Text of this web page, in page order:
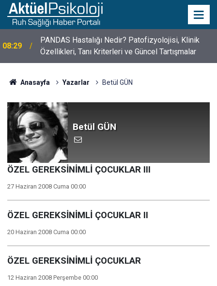
08:29
PANDAS Hastalığı Nedir? Patofizyolojisi, Klinik
Özellikleri, Tanı Kriterleri ve Güncel Tartışmalar
10:30
10 Mayıs Psikologlar Günü Nasıl Ortaya Çıktı? 10
Mayıs Tarihinin Hikayesi
Anasayfa Yazarlar Betül GÜN
Betül GÜN
ÖZEL GEREKSİNİMLİ ÇOCUKLAR III
27 Haziran 2008 Cuma 00:00
ÖZEL GEREKSİNİMLİ ÇOCUKLAR II
20 Haziran 2008 Cuma 00:00
ÖZEL GEREKSİNİMLİ ÇOCUKLAR
12 Haziran 2008 Perşembe 00:00